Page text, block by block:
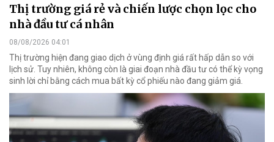
Thị trường giá rẻ và chiến lược chọn lọc cho
nhà đầu tư cá nhân
08/08/2026 04:01
Thị trường hiện đang giao dịch ở vùng định giá rất hấp dẫn so với
lịch sử. Tuy nhiên, không còn là giai đoạn nhà đầu tư có thể kỳ vọng
sinh lời chỉ bằng cách mua bất kỳ cổ phiếu nào đang giảm giá.